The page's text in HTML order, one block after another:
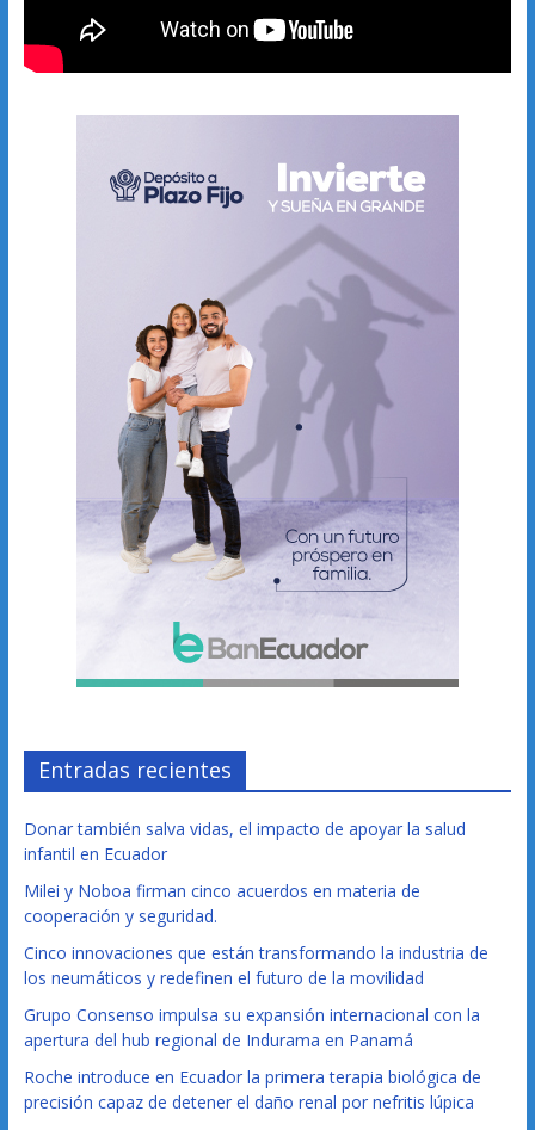
Entradas recientes
Donar también salva vidas, el impacto de apoyar la salud
infantil en Ecuador
Milei y Noboa firman cinco acuerdos en materia de
cooperación y seguridad.
Cinco innovaciones que están transformando la industria de
los neumáticos y redefinen el futuro de la movilidad
Grupo Consenso impulsa su expansión internacional con la
apertura del hub regional de Indurama en Panamá
Roche introduce en Ecuador la primera terapia biológica de
precisión capaz de detener el daño renal por nefritis lúpica